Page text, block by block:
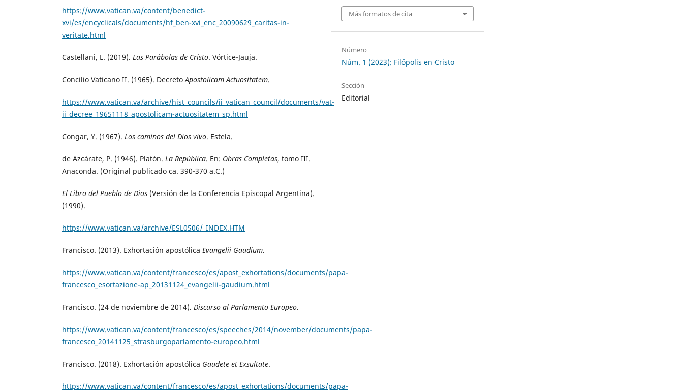
https://www.vatican.va/content/benedict-
xvi/es/encyclicals/documents/hf_ben-xvi_enc_20090629_caritas-in-
veritate.html
Castellani, L. (2019). Las Parábolas de Cristo. Vórtice-Jauja.
Concilio Vaticano II. (1965). DecretoApostolicam Actuositatem.
https://www.vatican.va/archive/hist_councils/ii_vatican_council/documents/vat-
ii_decree_19651118_apostolicam-actuositatem_sp.html
Congar, Y. (1967). Los caminos del Dios vivo. Estela.
de Azcárate, P. (1946). Platón. La República. En: Obras Completas, tomo III.
Anaconda. (Original publicado ca. 390-370 a.C.)
El Libro del Pueblo de Dios (Versión de la Conferencia Episcopal Argentina).
(1990).
https://www.vatican.va/archive/ESL0506/_INDEX.HTM
Francisco. (2013). Exhortación apostólica Evangelii Gaudium.
https://www.vatican.va/content/francesco/es/apost_exhortations/documents/papa-
francesco_esortazione-ap_20131124_evangelii-gaudium.html
Francisco. (24 de noviembre de 2014). Discurso al Parlamento Europeo.
https://www.vatican.va/content/francesco/es/speeches/2014/november/documents/papa-
francesco_20141125_strasburgoparlamento-europeo.html
Francisco. (2018). Exhortación apostólica Gaudete et Exsultate.
https://www.vatican.va/content/francesco/es/apost_exhortations/documents/papa-
Más formatos de cita
Número
Núm. 1 (2023): Filópolis en Cristo
Sección
Editorial